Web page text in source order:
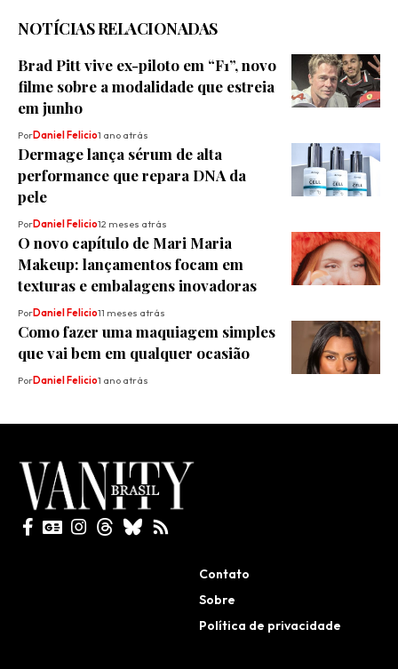
NOTÍCIAS RELACIONADAS
Brad Pitt vive ex-piloto em “F1”, novo
filme sobre a modalidade que estreia
em junho
PorDaniel Felicio1 ano atrás
Dermage lança sérum de alta
performance que repara DNA da
pele
PorDaniel Felicio12 meses atrás
O novo capítulo de Mari Maria
Makeup: lançamentos focam em
texturas e embalagens inovadoras
PorDaniel Felicio11 meses atrás
⁠⁠Como fazer uma maquiagem simples
que vai bem em qualquer ocasião
PorDaniel Felicio1 ano atrás
Contato
Sobre
Política de privacidade